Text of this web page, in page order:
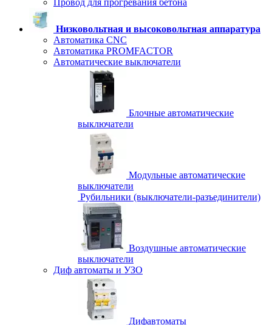
Провод для прогревания бетона
Низковольтная и высоковольтная аппаратура
Автоматика CNC
Автоматика PROMFACTOR
Автоматические выключатели
Блочные автоматические
выключатели
Модульные автоматические
выключатели
Рубильники (выключатели-разъединители)
Воздушные автоматические
выключатели
Диф автоматы и УЗО
Дифавтоматы